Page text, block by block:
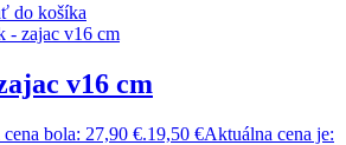
do košíka
v16 cm
bola: 27,90 €.19,50 €Aktuálna cena je: